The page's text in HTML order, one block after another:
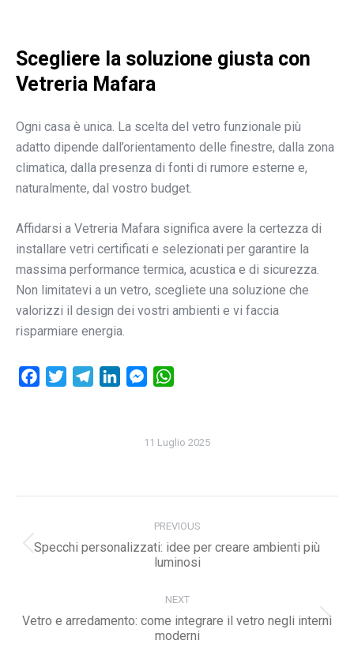
Scegliere la soluzione giusta con
Vetreria Mafara
Ogni casa è unica. La scelta del vetro funzionale più
adatto dipende dall’orientamento delle finestre, dalla zona
climatica, dalla presenza di fonti di rumore esterne e,
naturalmente, dal vostro budget.
Affidarsi a Vetreria Mafara significa avere la certezza di
installare vetri certificati e selezionati per garantire la
massima performance termica, acustica e di sicurezza.
Non limitatevi a un vetro, scegliete una soluzione che
valorizzi il design dei vostri ambienti e vi faccia
risparmiare energia.
FacebookTwitterTelegramLinkedInMessenger
11 Luglio 2025
PREVIOUS
Previous
post:
Specchi personalizzati: idee per creare ambienti più
luminosi
NEXT
Next
post:
Vetro e arredamento: come integrare il vetro negli interni
moderni